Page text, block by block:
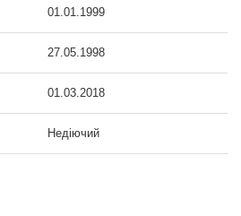
01.01.1999
27.05.1998
01.03.2018
Недіючий